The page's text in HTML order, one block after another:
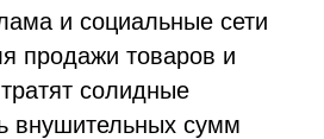
и социальные сети
продажи товаров и
солидные
внушительных сумм